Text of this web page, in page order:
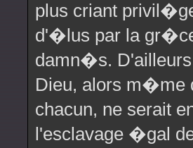
plus criant
d'�lus par la
damn�s.
Dieu, alors m�me
chacun, ne serait
l'esclavage �gal